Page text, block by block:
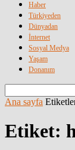
Haber
Türkiyeden
Dünyadan
İnternet
Sosyal Medya
Yaşam
Donanım
Ana sayfa
Etiket: